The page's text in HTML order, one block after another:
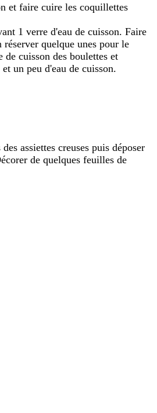
et faire cuire les coquillettes
1 verre d'eau de cuisson. Faire
quelque unes pour le
de cuisson des boulettes et
un peu d'eau de cuisson.
assiettes creuses puis déposer
de quelques feuilles de